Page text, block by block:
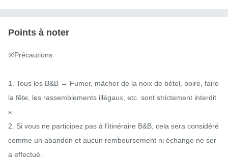
Points à noter
※Précautions
1. Tous les B&B → Fumer, mâcher de la noix de bétel, boire, faire
la fête, les rassemblements illégaux, etc. sont strictement interdit
s.
2. Si vous ne participez pas à l'itinéraire B&B, cela sera considéré
comme un abandon et aucun remboursement ni échange ne ser
a effectué.